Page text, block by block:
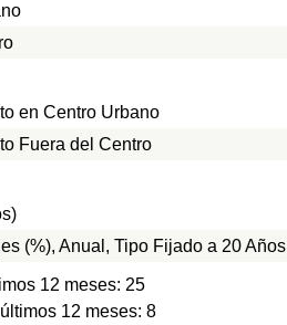
en Centro Urbano
Fuera del Centro
(%), Anual, Tipo Fijado a 20 Años
12 meses: 25
12 meses: 8